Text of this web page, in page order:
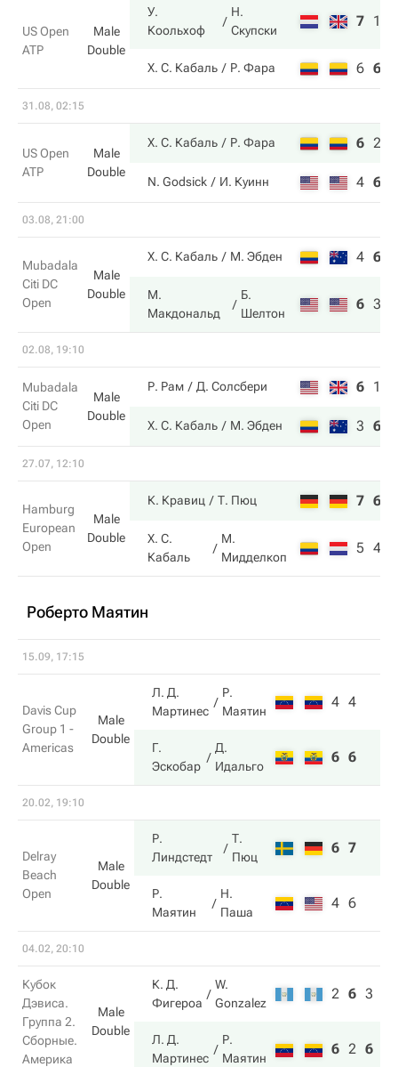
US Open
ATP
Male
Double
У.
Коольхоф
Н.
Скупски
7 1
Х. С. Кабаль Р. Фара 6 6
31.08, 02:15
US Open
ATP
Male
Double
Х. С. Кабаль Р. Фара 6 2
N. Godsick И. Куинн 4 6
03.08, 21:00
Mubadala
Citi DC
Open
Male
Double
Х. С. Кабаль М. Эбден 4 6
М.
Макдональд
Б.
Шелтон
6 3
02.08, 19:10
Mubadala
Citi DC
Open
Male
Double
Р. Рам Д. Солсбери 6 1
Х. С. Кабаль М. Эбден 3 6
27.07, 12:10
Hamburg
European
Open
Male
Double
К. Кравиц Т. Пюц 7 6
Х. С.
Кабаль
М.
Мидделкоп
5 4
Роберто Маятин
15.09, 17:15
Davis Cup
Group 1 -
Americas
Male
Double
Л. Д.
Мартинес
Р.
Маятин
4 4
Г.
Эскобар
Д.
Идальго
6 6
20.02, 19:10
Delray
Beach
Open
Male
Double
Р.
Линдстедт
Т.
Пюц
6 7
Р.
Маятин
Н.
Паша
4 6
04.02, 20:10
Кубок
Дэвиса.
Группа 2.
Сборные.
Америка
Male
Double
К. Д.
Фигероа
W.
Gonzalez
2 6 3
Л. Д.
Мартинес
Р.
Маятин
6 2 6